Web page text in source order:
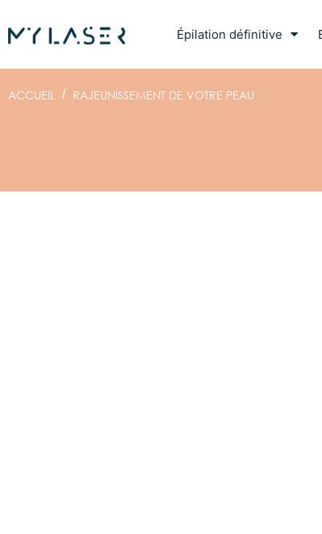
Épilation définitive
ACCUEIL / RAJEUNISSEMENT DE VOTRE PEAU